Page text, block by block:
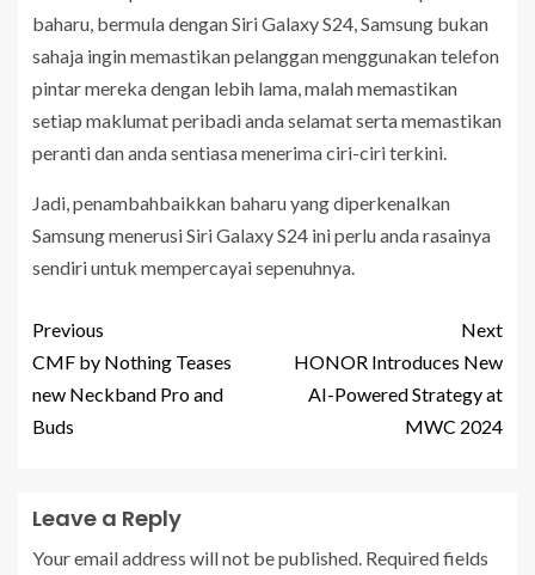
baharu, bermula dengan Siri Galaxy S24, Samsung bukan
sahaja ingin memastikan pelanggan menggunakan telefon
pintar mereka dengan lebih lama, malah memastikan
setiap maklumat peribadi anda selamat serta memastikan
peranti dan anda sentiasa menerima ciri-ciri terkini.
Jadi, penambahbaikkan baharu yang diperkenalkan
Samsung menerusi Siri Galaxy S24 ini perlu anda rasainya
sendiri untuk mempercayai sepenuhnya.
Previous
CMF by Nothing Teases
new Neckband Pro and
Buds
Next
HONOR Introduces New
AI-Powered Strategy at
MWC 2024
Leave a Reply
Your email address will not be published. Required fields